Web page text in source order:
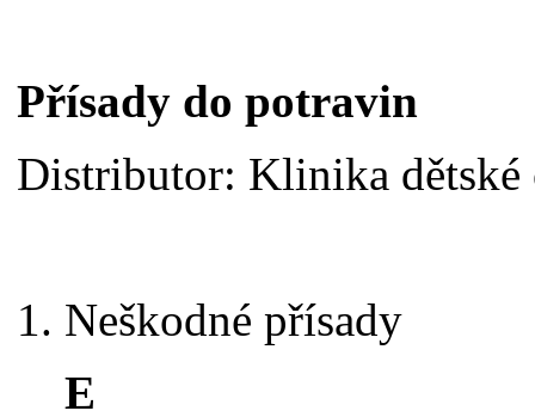
Přísady do potravin
Distributor: Klinika
1. Neškodné přísady
E